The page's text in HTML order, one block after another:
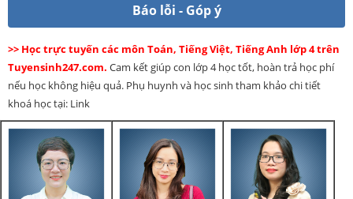
Báo lỗi - Góp ý
>> Học trực tuyến các môn Toán, Tiếng Việt, Tiếng Anh lớp 4 trên
Tuyensinh247.com. Cam kết giúp con lớp 4 học tốt, hoàn trả học phí
nếu học không hiệu quả. Phụ huynh và học sinh tham khảo chi tiết
khoá học tại: Link